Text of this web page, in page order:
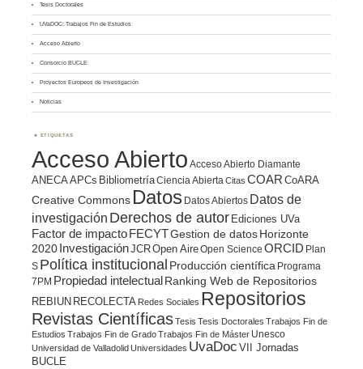
Tesis Doctorales
UVaDOC: Trabajos Fin de Estudios
Acceso Abierto
Consorcio BUCLE
Proyectos Europeos de Investigación
Noticias
ETIQUETAS
Acceso Abierto Acceso Abierto Diamante
ANECAAPCs BibliometríaCiencia Abierta Citas COAR CoARA
Creative Commons Datos Datos Abiertos Datos de
investigación Derechos de autor Ediciones UVa
Factor de impacto FECYTGestion de datosHorizonte
2020 InvestigaciónJCROpen AireOpen Science ORCID Plan
S Política institucional Producción científica Programa
7PM Propiedad intelectual Ranking Web de Repositorios
REBIUN RECOLECTA Redes Sociales Repositorios
Revistas CientíficasTesis Tesis Doctorales Trabajos Fin de
Estudios Trabajos Fin de GradoTrabajos Fin de Máster Unesco
Universidad de Valladolid Universidades UvaDoc VII Jornadas
BUCLE